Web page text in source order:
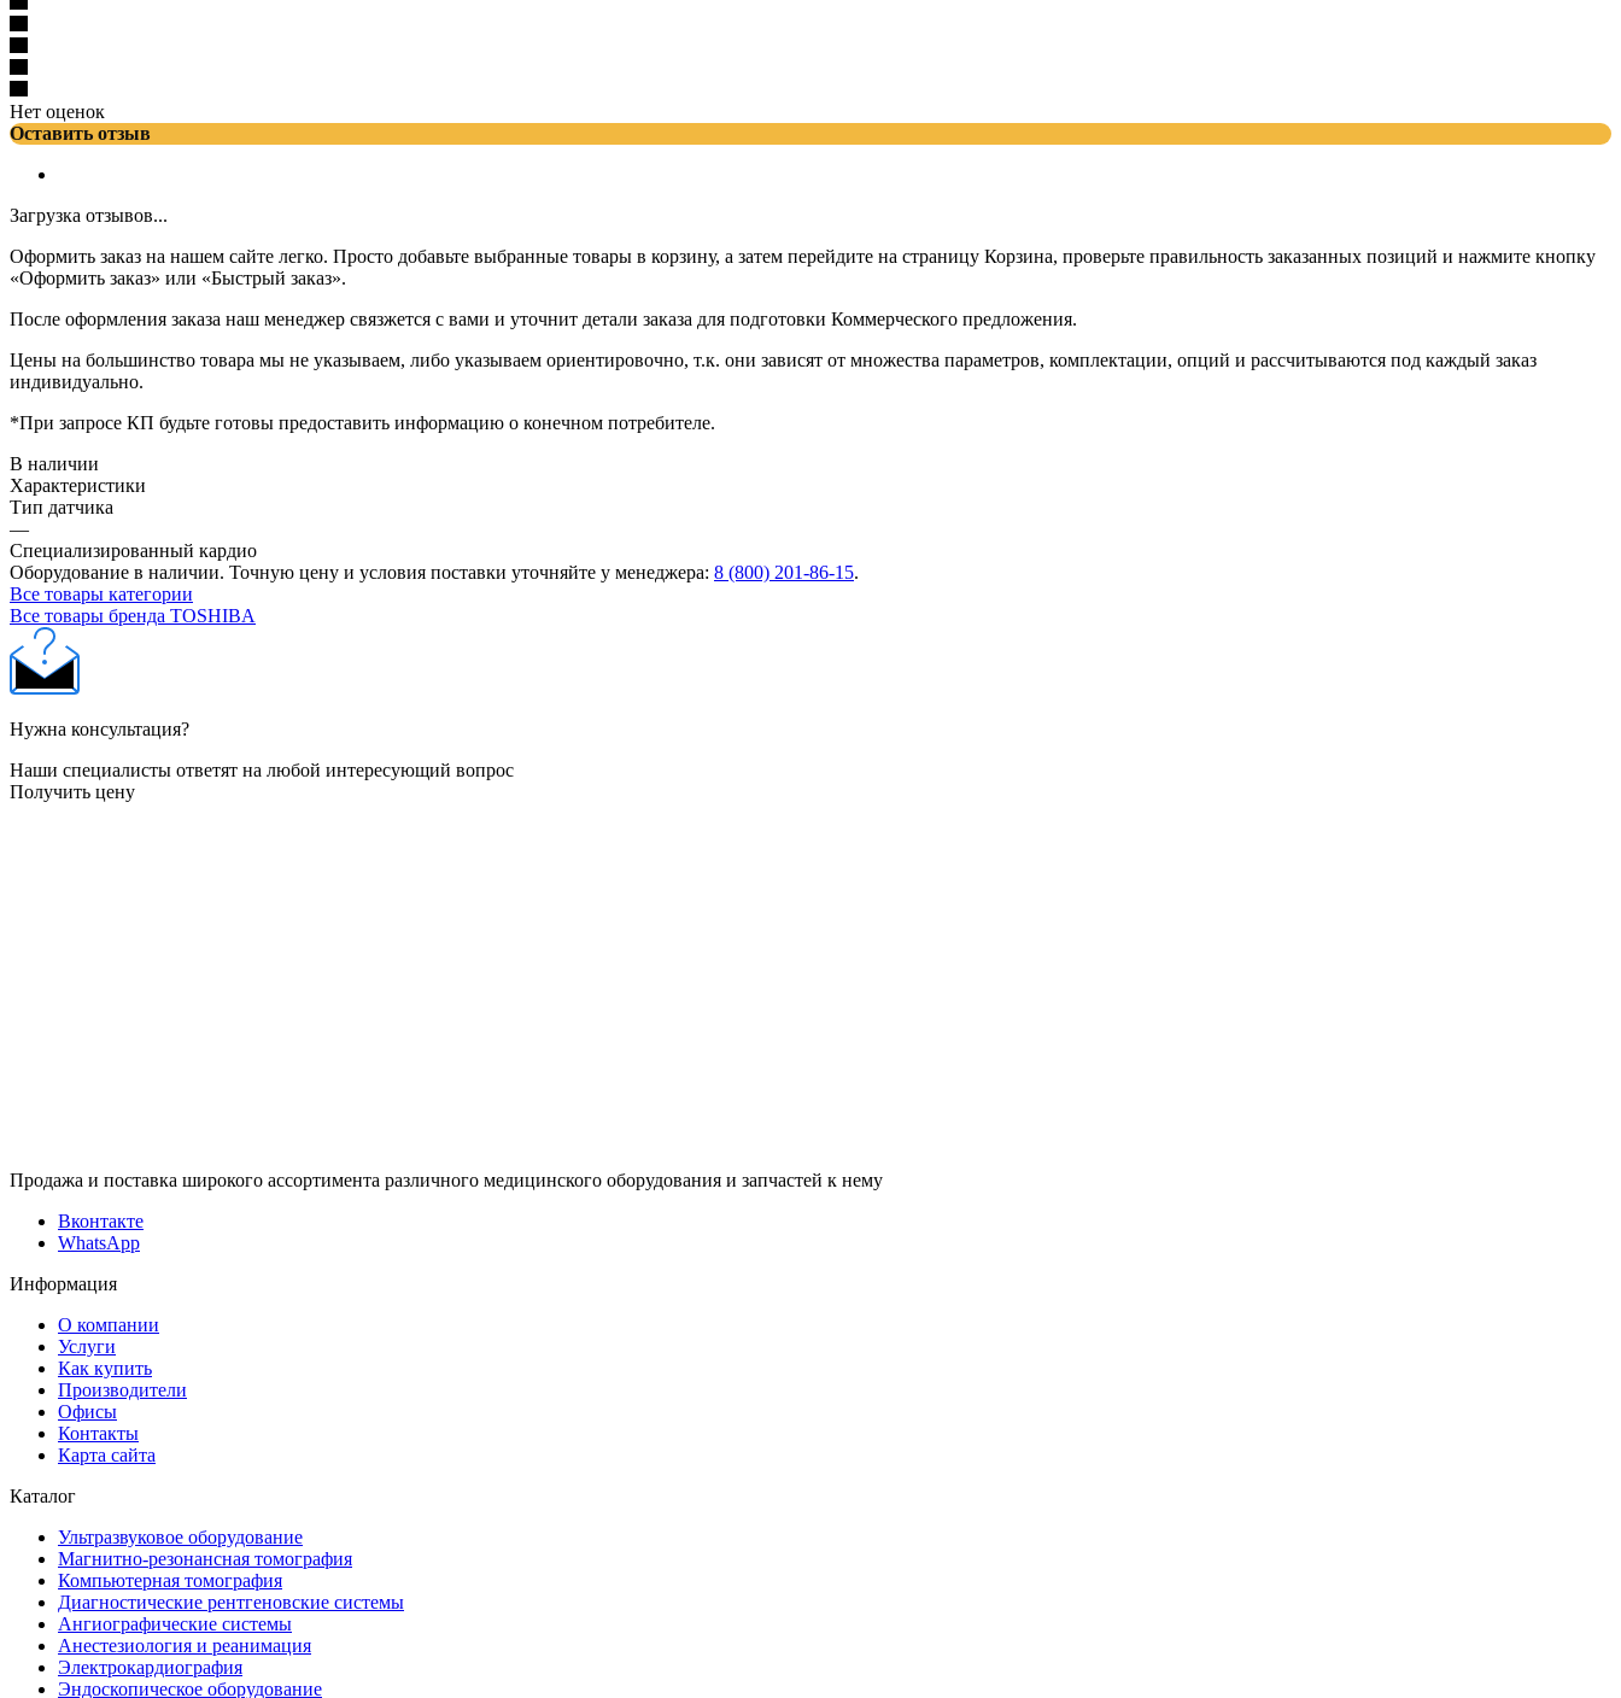
Нет оценок
Оставить отзыв
Загрузка отзывов...
Оформить заказ на нашем сайте легко. Просто добавьте выбранные товары в корзину, а затем перейдите на страницу Корзина, проверьте правильность заказанных позиций и нажмите кнопку
«Оформить заказ» или «Быстрый заказ».
После оформления заказа наш менеджер связжется с вами и уточнит детали заказа для подготовки Коммерческого предложения.
Цены на большинство товара мы не указываем, либо указываем ориентировочно, т.к. они зависят от множества параметров, комплектации, опций и рассчитываются под каждый заказ
индивидуально.
*При запросе КП будьте готовы предоставить информацию о конечном потребителе.
В наличии
Характеристики
Тип датчика
—
Специализированный кардио
Оборудование в наличии. Точную цену и условия поставки уточняйте у менеджера: 8 (800) 201-86-15.
Все товары категории
Все товары бренда TOSHIBA
Нужна консультация?
Наши специалисты ответят на любой интересующий вопрос
Получить цену
Продажа и поставка широкого ассортимента различного медицинского оборудования и запчастей к нему
Вконтакте
WhatsApp
Информация
О компании
Услуги
Как купить
Производители
Офисы
Контакты
Карта сайта
Каталог
Ультразвуковое оборудование
Магнитно-резонансная томография
Компьютерная томография
Диагностические рентгеновские системы
Ангиографические системы
Анестезиология и реанимация
Электрокардиография
Эндоскопическое оборудование